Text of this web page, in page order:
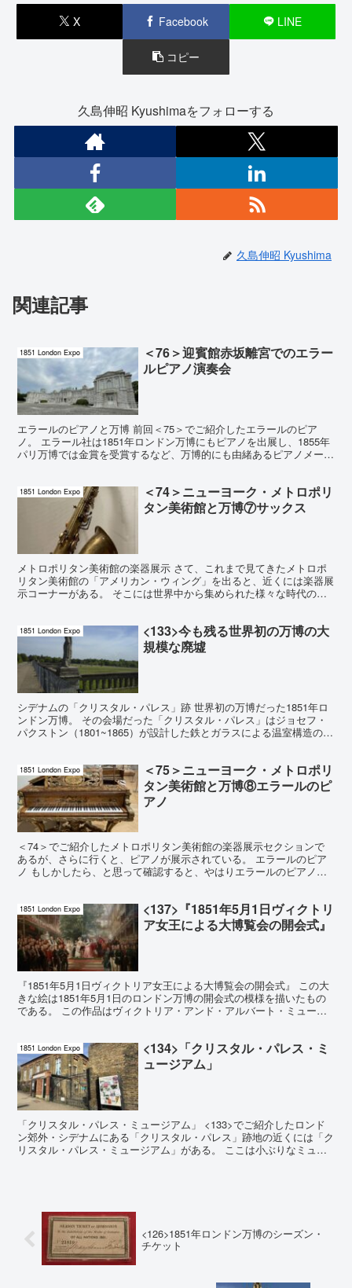
X Facebook LINE
コピー
久島伸昭 Kyushimaをフォローする
久島伸昭 Kyushima
関連記事
1851 London Expo
＜76＞迎賓館赤坂離宮でのエラー
ルピアノ演奏会
エラールのピアノと万博 前回＜75＞でご紹介したエラールのピア
ノ。 エラール社は1851年ロンドン万博にもピアノを出展し、1855年
パリ万博では金賞を受賞するなど、万博的にも由緒あるピアノメーカ
1851 London Expo
＜74＞ニューヨーク・メトロポリ
タン美術館と万博⑦サックス
メトロポリタン美術館の楽器展示 さて、これまで見てきたメトロポ
リタン美術館の「アメリカン・ウィング」を出ると、近くには楽器展
示コーナーがある。 そこには世界中から集められた様々な時代の楽
1851 London Expo
<133>今も残る世界初の万博の大
規模な廃墟
シデナムの「クリスタル・パレス」跡 世界初の万博だった1851年ロ
ンドン万博。 その会場だった「クリスタル・パレス」はジョセフ・
パクストン（1801~1865）が設計した鉄とガラスによる温室構造の大
1851 London Expo
＜75＞ニューヨーク・メトロポリ
タン美術館と万博⑧エラールのピ
アノ
＜74＞でご紹介したメトロポリタン美術館の楽器展示セクションで
あるが、さらに行くと、ピアノが展示されている。 エラールのピア
ノ もしかしたら、と思って確認すると、やはりエラールのピアノで
1851 London Expo
<137>『1851年5月1日ヴィクトリ
ア女王による大博覧会の開会式』
『1851年5月1日ヴィクトリア女王による大博覧会の開会式』 この大
きな絵は1851年5月1日のロンドン万博の開会式の模様を描いたもの
である。 この作品はヴィクトリア・アンド・アルバート・ミュージ
1851 London Expo
<134>「クリスタル・パレス・ミ
ュージアム」
「クリスタル・パレス・ミュージアム」 <133>でご紹介したロンド
ン郊外・シデナムにある「クリスタル・パレス」跡地の近くには「ク
リスタル・パレス・ミュージアム」がある。 ここは小ぶりなミュー
<126>1851年ロンドン万博のシーズン・
チケット